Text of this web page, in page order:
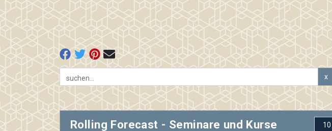
x
Rolling Forecast - Seminare und Kurse